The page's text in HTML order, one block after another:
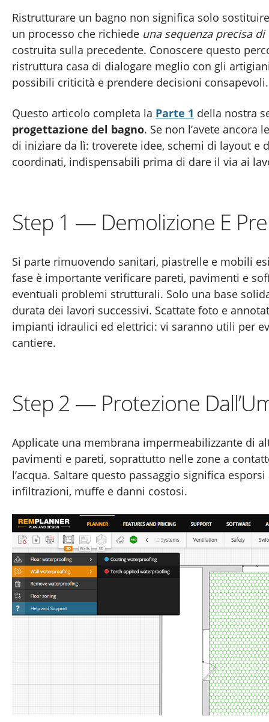
Ristrutturare un bagno non significa solo
un processo che richiede una sequenza precisa di
costruita sulla precedente. Conoscere questo
ristruttura casa di dialogare meglio con gli
possibili criticità e prendere decisioni consapevoli.
Questo articolo completa la Parte 1 della nostra
progettazione del bagno. Se non l’avete ancora
di iniziare da lì: troverete idee, schemi di layout e
coordinati, indispensabili prima di dare il via ai
Step 1 — Demolizione E
Si parte rimuovendo sanitari, piastrelle e mobili
fase è importante verificare pareti, pavimenti e
eventuali problemi strutturali. Solo una base
durata dei lavori successivi. Scattate foto e
impianti idraulici ed elettrici: vi saranno utili per
cantiere.
Step 2 — Protezione
Applicate una membrana impermeabilizzante di
pavimenti e pareti, soprattutto nelle zone a
l’acqua. Saltare questo passaggio significa
infiltrazioni, muffe e danni costosi.